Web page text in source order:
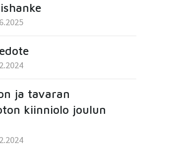
ja tavaran
kiinniolo joulun